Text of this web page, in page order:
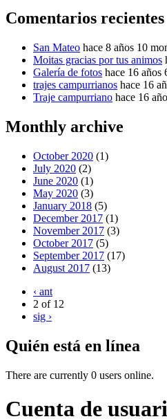
Comentarios recientes
San Mateo hace 8 años 10
Moitas gracias por tus animos
Galería de fotos hace 16 años
trajes campurrianos hace 16
Traje campurriano hace 16
Monthly archive
October 2020 (1)
July 2020 (2)
June 2020 (1)
May 2020 (3)
January 2018 (5)
December 2017 (1)
November 2017 (3)
October 2017 (5)
September 2017 (17)
August 2017 (13)
‹ ant
2 of 12
sig ›
Quién está en línea
There are currently 0 users online.
Cuenta de